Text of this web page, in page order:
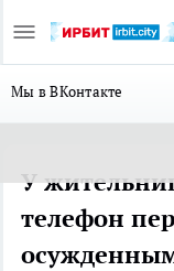
Мы в ВКонтакте
У
телефон